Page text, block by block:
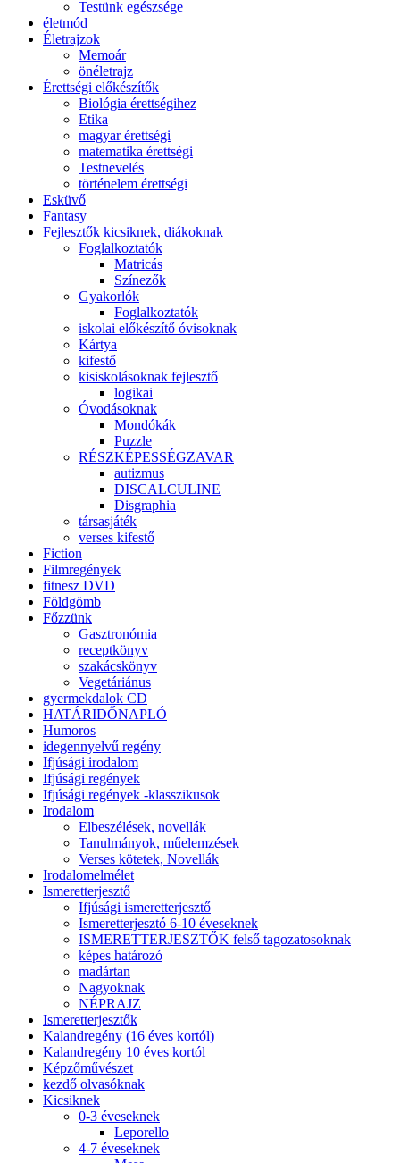
Testünk egészsége
életmód
Életrajzok
Memoár
önéletrajz
Érettségi előkészítők
Biológia érettségihez
Etika
magyar érettségi
matematika érettségi
Testnevelés
történelem érettségi
Esküvő
Fantasy
Fejlesztők kicsiknek, diákoknak
Foglalkoztatók
Matricás
Színezők
Gyakorlók
Foglalkoztatók
iskolai előkészítő óvisoknak
Kártya
kifestő
kisiskolásoknak fejlesztő
logikai
Óvodásoknak
Mondókák
Puzzle
RÉSZKÉPESSÉGZAVAR
autizmus
DISCALCULINE
Disgraphia
társasjáték
verses kifestő
Fiction
Filmregények
fitnesz DVD
Földgömb
Főzzünk
Gasztronómia
receptkönyv
szakácskönyv
Vegetáriánus
gyermekdalok CD
HATÁRIDŐNAPLÓ
Humoros
idegennyelvű regény
Ifjúsági irodalom
Ifjúsági regények
Ifjúsági regények -klasszikusok
Irodalom
Elbeszélések, novellák
Tanulmányok, műelemzések
Verses kötetek, Novellák
Irodalomelmélet
Ismeretterjesztő
Ifjúsági ismeretterjesztő
Ismeretterjesztó 6-10 éveseknek
ISMERETTERJESZTŐK felső tagozatosoknak
képes határozó
madártan
Nagyoknak
NÉPRAJZ
Ismeretterjesztők
Kalandregény (16 éves kortól)
Kalandregény 10 éves kortól
Képzőművészet
kezdő olvasóknak
Kicsiknek
0-3 éveseknek
Leporello
4-7 éveseknek